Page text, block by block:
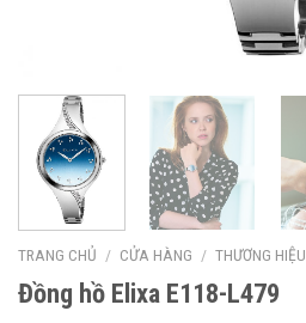
TRANG CHỦ / CỬA HÀNG / THƯƠNG HIỆU
Đồng hồ Elixa E118-L479